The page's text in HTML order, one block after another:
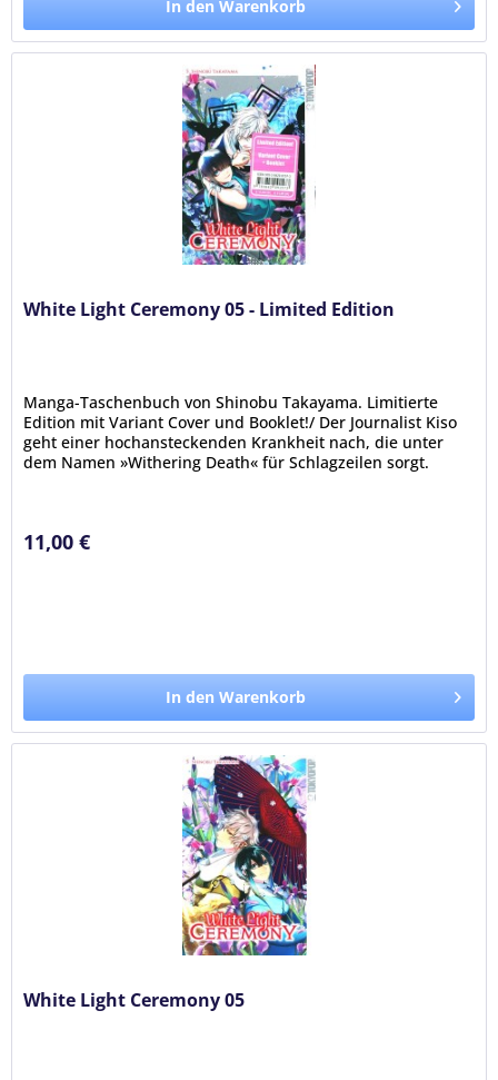
In den Warenkorb
White Light Ceremony 05 - Limited Edition
Manga-Taschenbuch von Shinobu Takayama. Limitierte
Edition mit Variant Cover und Booklet!/ Der Journalist Kiso
geht einer hochansteckenden Krankheit nach, die unter
dem Namen »Withering Death« für Schlagzeilen sorgt.
11,00 €
In den Warenkorb
White Light Ceremony 05